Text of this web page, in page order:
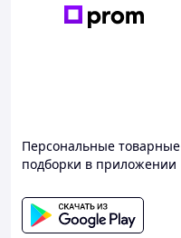
Персональные товарные
подборки в приложении